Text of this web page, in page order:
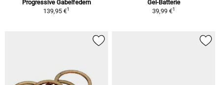
Progressive Gabelfedern
139,95 €1
Gel-Batterie
39,99 €1